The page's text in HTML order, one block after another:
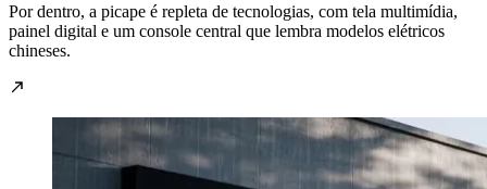
Por dentro, a picape é repleta de tecnologias, com tela multimídia,
painel digital e um console central que lembra modelos elétricos
chineses.